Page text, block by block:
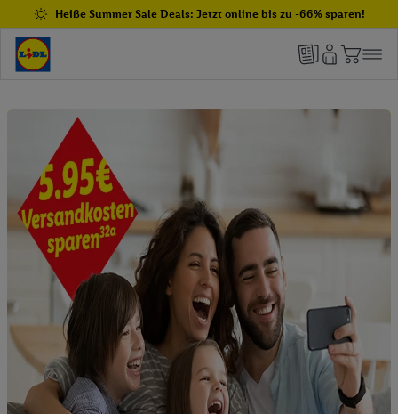
Heiße Summer Sale Deals: Jetzt online bis zu -66% sparen!